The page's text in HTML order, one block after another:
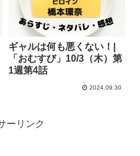
ギャルは何も悪くない！|
「おむすび」10/3（木）第
1週第4話
2024.09.30
ーリンク